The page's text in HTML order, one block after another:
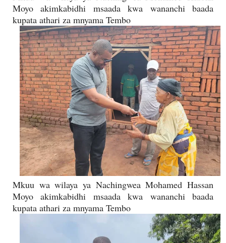
Moyo akimkabidhi msaada kwa wananchi baada
kupata athari za mnyama Tembo
Mkuu wa wilaya ya Nachingwea Mohamed Hassan
Moyo akimkabidhi msaada kwa wananchi baada
kupata athari za mnyama Tembo